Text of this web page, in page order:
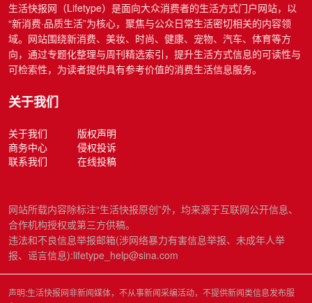
生活快报网（Lifetype）是面向大众消费者的生活方式门户网站，以
“新消费·品质生活”为核心，聚焦与公众日常生活密切相关的内容领
域。网站围绕新消费、美妆、时尚、健康、宠物、汽车、体育等方
向，通过专题化整理与周刊精选索引，提升生活方式信息的可读性与
可检索性，为读者提供具有参考价值的消费生活信息服务。
关于我们
关于我们
版权声明
商务中心
侵权投诉
联系我们
在线投稿
网站所载内容除标注“生活快报原创”外，均来源于互联网公开信息、
合作机构授权或第三方供稿。
违法和不良信息举报邮箱(涉网络暴力有害信息举报、未成年人举
报、谣言信息):lifetype_help@sina.com
声明:生活快报网非新闻媒体，不从事新闻采编活动，不提供新闻类信息发布服